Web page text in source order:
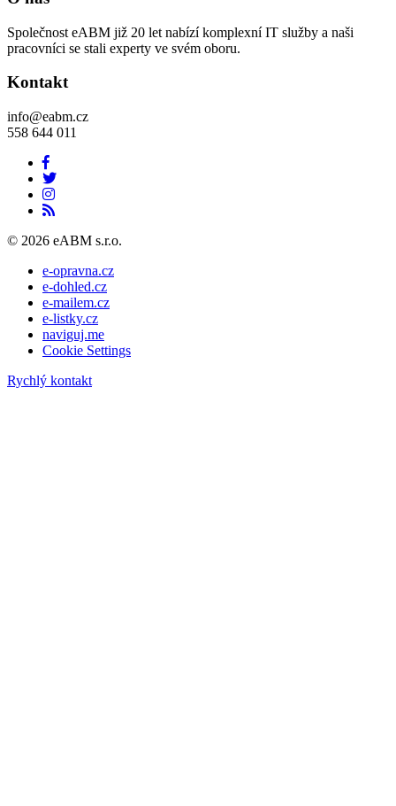
Společnost eABM již 20 let nabízí komplexní IT služby a naši
pracovníci se stali experty ve svém oboru.
Kontakt
info@eabm.cz
558 644 011
© 2026 eABM s.r.o.
e-opravna.cz
e-dohled.cz
e-mailem.cz
e-listky.cz
naviguj.me
Cookie Settings
Rychlý kontakt